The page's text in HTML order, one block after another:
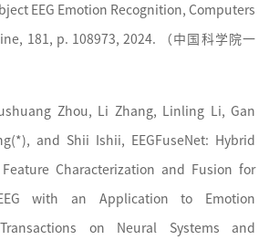
EEG Emotion Recognition, Computers
181, p. 108973, 2024. （ 中国科学院一
Zhou, Li Zhang, Linling Li, Gan
and Shii Ishii, EEGFuseNet: Hybrid
Characterization and Fusion for
EEG with an Application to Emotion
on Neural Systems and